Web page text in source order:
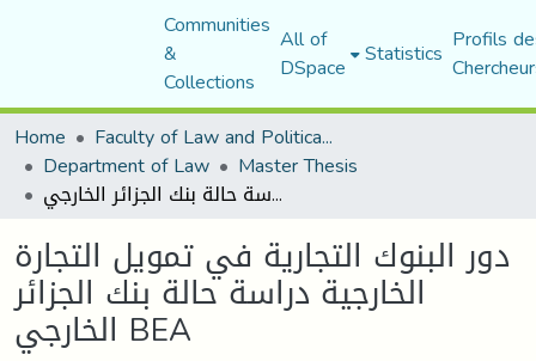
Communities
&
Collections
All of
DSpace Statistics Profils
Home
Faculty of Law and Political Science
Department of Law Master Thesis
دور البنوك التجارية في تمويل التجارة الخارجية دراسة حالة بنك الجزائر الخارجي BEA
دور البنوك التجارية في تمويل التجارة
الخارجية دراسة حالة بنك الجزائر
الخارجي BEA